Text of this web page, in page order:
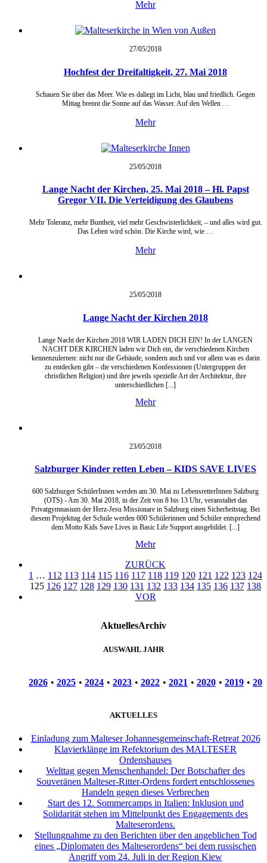
Mehr
27/05/2018
Hochfest der Dreifaltigkeit, 27. Mai 2018
Schauen Sie über das Meer. Wie es daliegt im Licht, blau und friedlich. Gegen
Mittag brennt die Sonne auf das Wasser. Auf den Wellen …
Mehr
25/05/2018
Lange Nacht der Kirchen, 25. Mai 2018 – Hl. Papst
Gregor VII. Die Verteidigung des Glaubens
Mehr Toleranz, mehr Buntheit, viel mehr Geschwisterlichkeit, – und alles wird gut.
Das Leben wird schön. Die Kirche wird, wie …
Mehr
25/05/2018
Lange Nacht der Kirchen 2018
Lange Nacht der Kirchen 2018 WIR LADEN DICH EIN! In der LANGEN
NACHT DER KIRCHEN laden wir Dich ein, die verschiedenen Kirchen
kennenzulernen: nicht nur die Gebäude, sondern auch und vor allem was es darin
zu entdecken gibt – die verschiedenen Konfessionen (Untergruppen der
christlichen Religion) und ihre jeweils spezielle Art der Architektur, ihre
unterschiedlichen [...]
Mehr
23/05/2018
Salzburger Kinder retten Leben – KIDS SAVE LIVES
600 Salzburger SchülerInnen werden am 30. Mai zu LebensretterInnen Salzburg
(OTS) - Am 30. Mai 2018, in der Zeit von 8 bis 13 Uhr, veranstaltet das
Privatgymnasium der Herz-Jesu Missionare in Salzburg einen Sicherheitstag. Bei
diesem Projekttag der Schule werden 600 Schülerinnen und Schüler entsprechend
dem Motto Kids Save Lives in Basic Life Support ausgebildet. [...]
Mehr
ZURÜCK
1 … 112 113 114 115 116 117 118 119 120 121 122 123 124
125 126 127 128 129 130 131 132 133 134 135 136 137 138
VOR
AktuellesArchiv
AUSWAHL JAHR
2026 • 2025 • 2024 • 2023 • 2022 • 2021 • 2020 • 2019 •
AKTUELLES
Einladung zum Malteser Johannesgemeinschaft-Retreat 2026
Klavierklänge im Refektorium des MALTESER
Ordenshauses
Welttag gegen Menschenhandel: Der Botschafter des
Souveränen Malteser-Ritter-Ordens fordert entschlossenes
Handeln gegen dieses Verbrechen
Start des 12. Sommercamps in Italien: Inklusion und
Solidarität stehen im Mittelpunkt des Engagements des
Malteserordens.
Stellungnahme zu den Berichten über den angeblichen Tod
eines „Diplomaten des Malteserordens“ bei dem russischen
Angriff vom 24. Juli in der Region Kiew